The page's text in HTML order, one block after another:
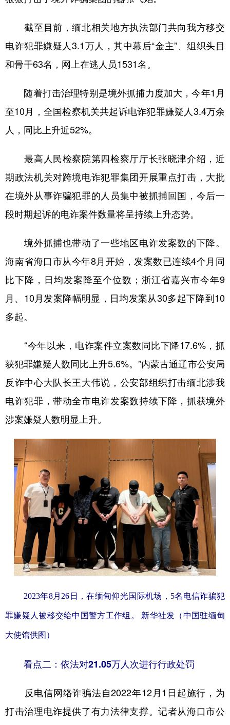
截至目前，缅北相关地方执法部门共向我方移交
电诈犯罪嫌疑人3.1万人，其中幕后“金主”、组织头目
和骨干63名，网上在逃人员1531名。
随着打击治理特别是境外抓捕力度加大，今年1月
至10月，全国检察机关共起诉电诈犯罪嫌疑人3.4万余
人，同比上升近52%。
最高人民检察院第四检察厅厅长张晓津介绍，近
期政法机关对跨境电诈犯罪集团开展重点打击，大批
在境外从事诈骗犯罪的人员集中被抓捕回国，今后一
段时期起诉的电诈案件数量将呈持续上升态势。
境外抓捕也带动了一些地区电诈发案数的下降。
海南省海口市从今年8月开始，发案数已连续4个月同
比下降，日均发案降至个位数；浙江省嘉兴市今年9
月、10月发案降幅明显，日均发案从30多起下降到10
多起。
“今年以来，电诈案件立案数同比下降17.6%，抓
获犯罪嫌疑人数同比上升5.6%。”内蒙古通辽市公安局
反诈中心大队长王大伟说，公安部组织打击缅北涉我
电诈犯罪，带动全市电诈发案数持续下降，抓获境外
涉案嫌疑人数明显上升。
2023年8月26日，在缅甸仰光国际机场，5名电信诈骗犯
罪嫌疑人被移交给中国警方工作组。 新华社发（中国驻缅甸
大使馆供图）
看点二：依法对21.05万人次进行行政处罚
反电信网络诈骗法自2022年12月1日起施行，为
打击治理电诈提供了有力法律支撑。记者从海口市公